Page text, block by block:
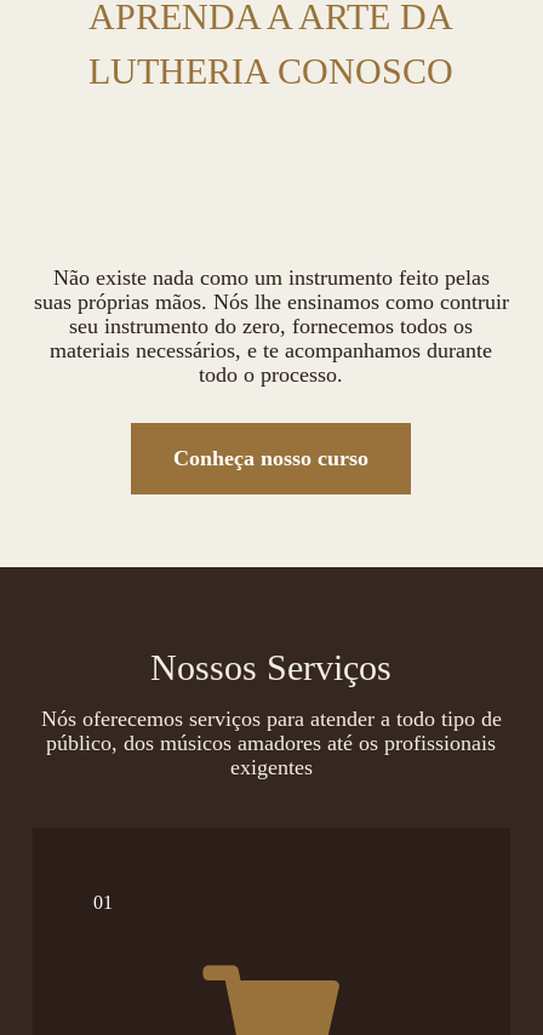
APRENDA A ARTE DA
LUTHERIA CONOSCO
Não existe nada como um instrumento feito pelas
suas próprias mãos. Nós lhe ensinamos como contruir
seu instrumento do zero, fornecemos todos os
materiais necessários, e te acompanhamos durante
todo o processo.
Conheça nosso curso
Nossos Serviços
Nós oferecemos serviços para atender a todo tipo de
público, dos músicos amadores até os profissionais
exigentes
01